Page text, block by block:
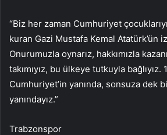
“Biz her zaman Cumhuriyet
kuran Gazi Mustafa Kemal Atatürk’ün
Onurumuzla oynarız, hakkımızla
takımıyız, bu ülkeye tutkuyla bağlıyız.
Cumhuriyet’in yanında, sonsuza dek
yanındayız.”
Trabzonspor